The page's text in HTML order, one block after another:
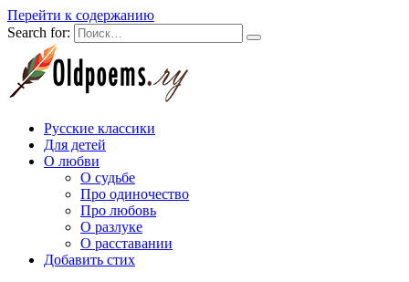
Перейти к содержанию
Search for:
Русские классики
Для детей
О любви
О судьбе
Про одиночество
Про любовь
О разлуке
О расставании
Добавить стих